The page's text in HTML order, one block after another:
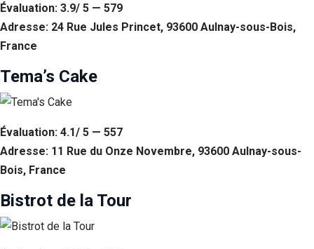
Évaluation: 3.9/ 5 — 579
Adresse: 24 Rue Jules Princet, 93600 Aulnay-sous-Bois,
France
Tema’s Cake
Évaluation: 4.1/ 5 — 557
Adresse: 11 Rue du Onze Novembre, 93600 Aulnay-sous-
Bois, France
Bistrot de la Tour